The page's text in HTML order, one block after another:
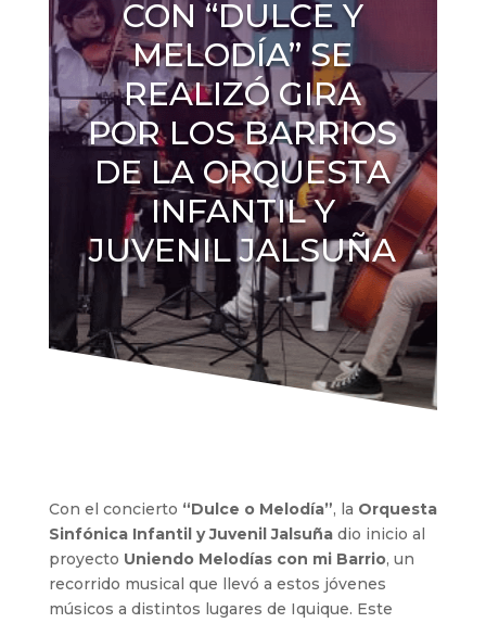
CON “DULCE Y
MELODÍA” SE
REALIZÓ GIRA
POR LOS BARRIOS
DE LA ORQUESTA
INFANTIL Y
JUVENIL JALSUÑA
Con el concierto “Dulce o Melodía”, la Orquesta
Sinfónica Infantil y Juvenil Jalsuñadio inicio al
proyecto Uniendo Melodías con mi Barrio, un
recorrido musical que llevó a estos jóvenes
músicos a distintos lugares de Iquique. Este